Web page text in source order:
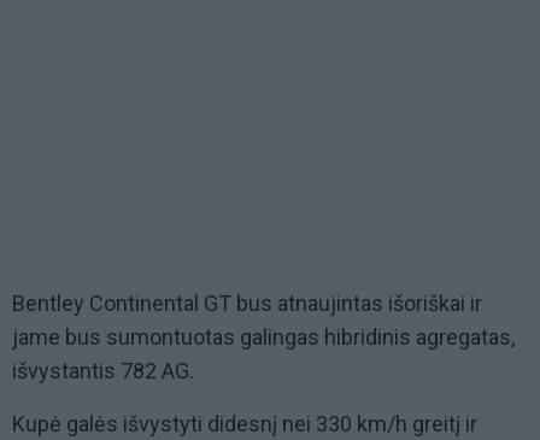
Bentley Continental GT bus atnaujintas išoriškai ir
jame bus sumontuotas galingas hibridinis agregatas,
išvystantis 782 AG.
Kupė galės išvystyti didesnį nei 330 km/h greitį ir